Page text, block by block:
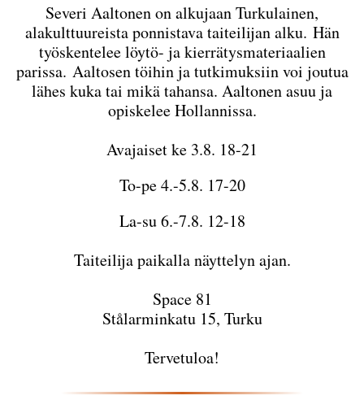
Severi Aaltonen on alkujaan Turkulainen,
alakulttuureista ponnistava taiteilijan alku. Hän
työskentelee löytö- ja kierrätysmateriaalien
parissa. Aaltosen töihin ja tutkimuksiin voi joutua
lähes kuka tai mikä tahansa. Aaltonen asuu ja
opiskelee Hollannissa.
Avajaiset ke 3.8. 18-21
To-pe 4.-5.8. 17-20
La-su 6.-7.8. 12-18
Taiteilija paikalla näyttelyn ajan.
Space 81
Stålarminkatu 15, Turku
Tervetuloa!